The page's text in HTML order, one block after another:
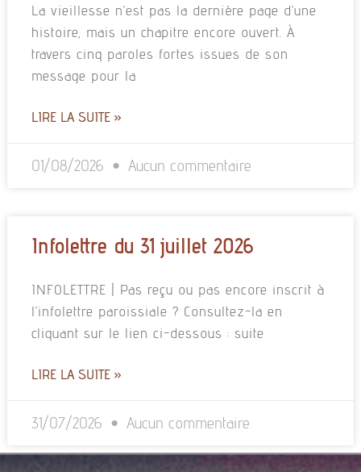
La vieillesse n’est pas la dernière page d’une
histoire, mais un chapitre encore ouvert. À
travers cinq paroles fortes issues de son
message pour la
LIRE LA SUITE »
01/08/2026 Aucun commentaire
Infolettre du 31 juillet 2026
INFOLETTRE | Pas reçu ou pas encore inscrit à
l’infolettre paroissiale ? Consultez-la en
cliquant sur le lien ci-dessous : suite
LIRE LA SUITE »
31/07/2026 Aucun commentaire